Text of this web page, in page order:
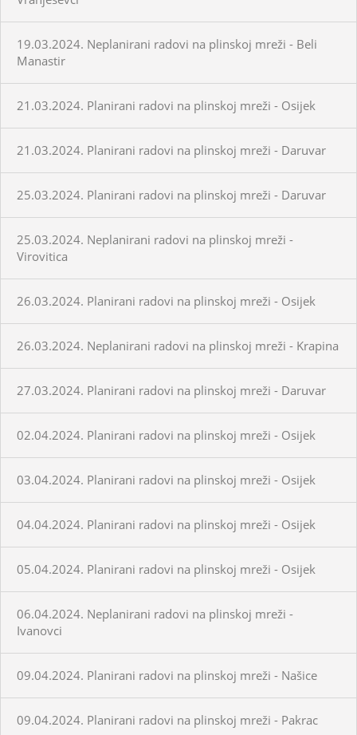
19.03.2024. Neplanirani radovi na plinskoj mreži - Beli
Manastir
21.03.2024. Planirani radovi na plinskoj mreži - Osijek
21.03.2024. Planirani radovi na plinskoj mreži - Daruvar
25.03.2024. Planirani radovi na plinskoj mreži - Daruvar
25.03.2024. Neplanirani radovi na plinskoj mreži -
Virovitica
26.03.2024. Planirani radovi na plinskoj mreži - Osijek
26.03.2024. Neplanirani radovi na plinskoj mreži - Krapina
27.03.2024. Planirani radovi na plinskoj mreži - Daruvar
02.04.2024. Planirani radovi na plinskoj mreži - Osijek
03.04.2024. Planirani radovi na plinskoj mreži - Osijek
04.04.2024. Planirani radovi na plinskoj mreži - Osijek
05.04.2024. Planirani radovi na plinskoj mreži - Osijek
06.04.2024. Neplanirani radovi na plinskoj mreži -
Ivanovci
09.04.2024. Planirani radovi na plinskoj mreži - Našice
09.04.2024. Planirani radovi na plinskoj mreži - Pakrac